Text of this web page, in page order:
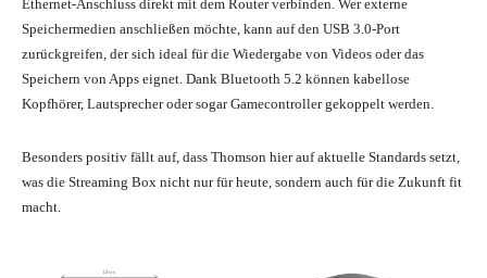
Ethernet-Anschluss direkt mit dem Router verbinden. Wer externe
Speichermedien anschließen möchte, kann auf den USB 3.0-Port
zurückgreifen, der sich ideal für die Wiedergabe von Videos oder das
Speichern von Apps eignet. Dank Bluetooth 5.2 können kabellose
Kopfhörer, Lautsprecher oder sogar Gamecontroller gekoppelt werden.
Besonders positiv fällt auf, dass Thomson hier auf aktuelle Standards setzt,
was die Streaming Box nicht nur für heute, sondern auch für die Zukunft fit
macht.